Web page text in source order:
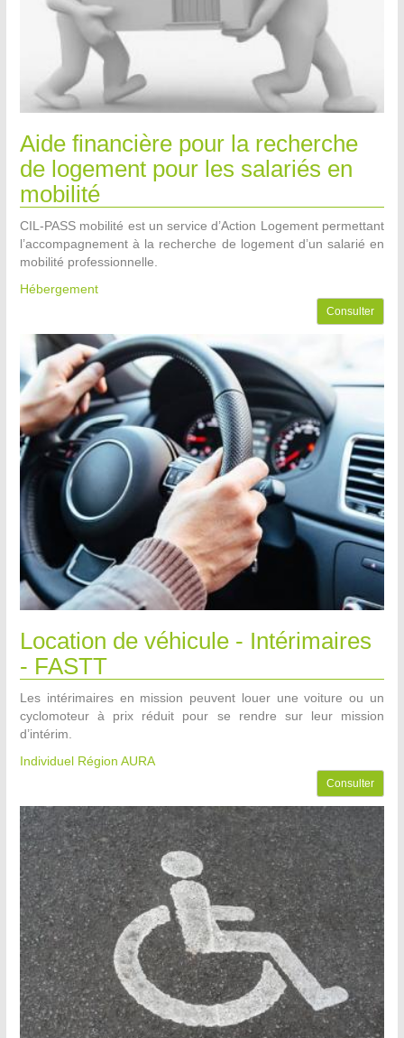
Aide financière pour la recherche
de logement pour les salariés en
mobilité
CIL-PASS mobilité est un service d’Action Logement permettant
l’accompagnement à la recherche de logement d’un salarié en
mobilité professionnelle.
Hébergement
Consulter
Location de véhicule - Intérimaires
- FASTT
Les intérimaires en mission peuvent louer une voiture ou un
cyclomoteur à prix réduit pour se rendre sur leur mission
d’intérim.
Individuel Région AURA
Consulter